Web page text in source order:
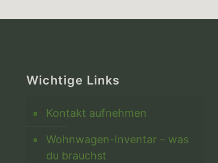
Wichtige Links
Kontakt aufnehmen
Wohnwagen-Inventar – was
du brauchst